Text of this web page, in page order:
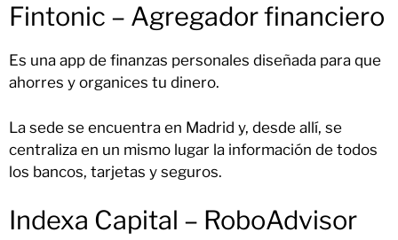
Fintonic – Agregador financiero
Es una app de finanzas personales diseñada para que
ahorres y organices tu dinero.
La sede se encuentra en Madrid y, desde allí, se
centraliza en un mismo lugar la información de todos
los bancos, tarjetas y seguros.
Indexa Capital – RoboAdvisor